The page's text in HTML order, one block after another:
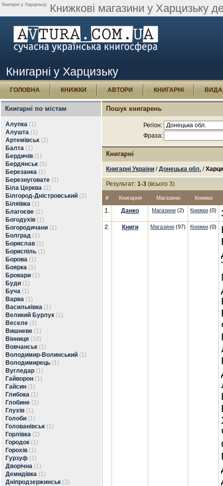
Книгарні у Харцизьку. Книжкові магазини у Харцизьку
Книгарні у Харцизьку
ГОЛОВНА КНИЖКИ АВТОРИ КНИГАРНІ
Книгарні по містам
Алупка (1)
Алушта (1)
Артемівськ (2)
Балта (1)
Бердичів (1)
Бердянськ (5)
Березанка (1)
Березнуговате (1)
Біла Церква (2)
Білгород-Дністровський (2)
Біляївка (1)
Благоєве (1)
Богодухів (1)
Богородичани (1)
Болград (1)
Борислав (1)
Бориспіль (1)
Борова (1)
Боярка (1)
Бровари (1)
Буди (1)
Буча (1)
Варва (1)
Васильківка (1)
Великий Бурлук (1)
Веселе (1)
Вишневе (1)
Вінниця (10)
Вовчанськ (1)
Володимир-Волинський (1)
Володимирець (1)
Вугледар (1)
Гайворон (1)
Гайсин (1)
Глибока (1)
Глобине (1)
Глухів (1)
Голоби (1)
Голованівськ (1)
Горлівка (2)
Городок (1)
Горохів (1)
Гурзуф (1)
Дворічна (1)
Демидівка (1)
Дніпродзержинськ (3)
Пошук книгарень
Регіон:
Фраза:
Книгарні
Книгарні України /Донецька обл. /
Результат: 1-3 (всього 3)
# Книгарня Магазини Книжки
1. Данко Магазини (2) Книжки (0)
2. Книги Магазини (97) Книжки (0)